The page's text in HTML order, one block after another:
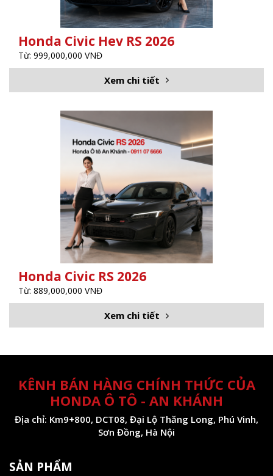
Honda Civic Hev RS 2026
Từ: 999,000,000 VNĐ
Xem chi tiết
Honda Civic RS 2026
Từ: 889,000,000 VNĐ
Xem chi tiết
KÊNH BÁN HÀNG CHÍNH THỨC CỦA
HONDA Ô TÔ - AN KHÁNH
Địa chỉ: Km9+800, DCT08, Đại Lộ Thăng Long, Phú Vinh,
Sơn Đồng, Hà Nội
SẢN PHẨM